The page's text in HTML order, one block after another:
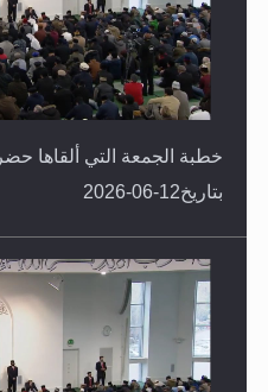
خطبة الجمعة التي ألقاها
بتاريخ12-06-2026